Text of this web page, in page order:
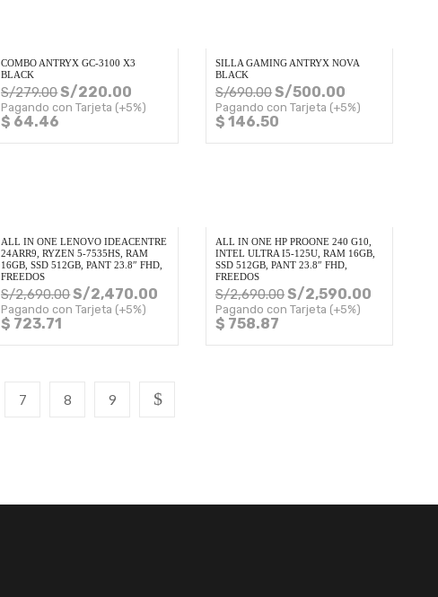
COMBO ANTRYX GC-3100 X3
BLACK
S/279.00S/220.00
Pagando con Tarjeta (+5%)
$ 64.46
SILLA GAMING ANTRYX NOVA
BLACK
S/690.00S/500.00
Pagando con Tarjeta (+5%)
$ 146.50
ALL IN ONE LENOVO IDEACENTRE
24ARR9, RYZEN 5-7535HS, RAM
16GB, SSD 512GB, PANT 23.8″ FHD,
FREEDOS
S/2,690.00S/2,470.00
Pagando con Tarjeta (+5%)
$ 723.71
ALL IN ONE HP PROONE 240 G10,
INTEL ULTRA I5-125U, RAM 16GB,
SSD 512GB, PANT 23.8″ FHD,
FREEDOS
S/2,690.00S/2,590.00
Pagando con Tarjeta (+5%)
$ 758.87
7 8 9